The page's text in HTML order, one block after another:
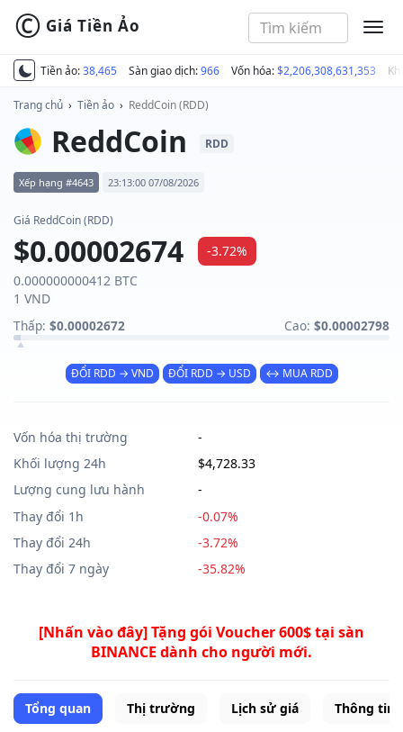
Tiền ảo:38,465 Sàn giao dịch:966 Vốn hóa:$2,206,308,631,353
© Giá Tiền Ảo
Trang chủ › Tiền ảo › ReddCoin (RDD)
ReddCoin RDD
Xếp hạng #4643 23:13:00 07/08/2026
Giá ReddCoin (RDD)
$0.00002674
-3.72%
0.000000000412 BTC
1 VND
Thấp: $0.00002672 Cao: $0.00002798
ĐỔI RDD → VND ĐỔI RDD → USD ↔ MUA RDD
Vốn hóa thị trường
-
Khối lượng 24h
$4,728.33
Lượng cung lưu hành
-
Thay đổi 1h
-0.07%
Thay đổi 24h
-3.72%
Thay đổi 7 ngày
-35.82%
[Nhấn vào đây] Tặng gói Voucher 600$ tại sàn
BINANCE dành cho người mới.
Tổng quan Thị trường Lịch sử giá Thông tin